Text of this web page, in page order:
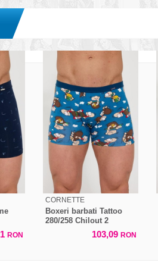
RON
CORNETTE
Boxeri barbati Tattoo
280/258 Chilout 2
103,09 RON